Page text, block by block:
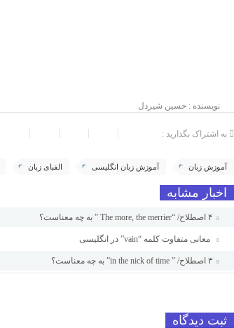
نویسنده : حسین شیردل
به اشتراک بگذارید :
آموزش زبان آموزش زبان انگلیسی الفبای زبان
اخبار مشابه
۴ اصطلاح/ “The more, the merrier ” به چه معناست؟
معانی متفاوت کلمه “vain” در انگلیسی
۳ اصطلاح/ ” in the nick of time” به چه معناست؟
ثبت دیدگاه